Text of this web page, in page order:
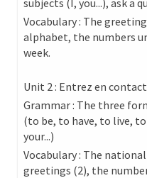
subjects (I, you...), ask a
Vocabulary : The
alphabet, the numbers
week.
Unit 2 : Entrez en
Grammar : The three
(to be, to have, to live,
your...)
Vocabulary : The
greetings (2), the